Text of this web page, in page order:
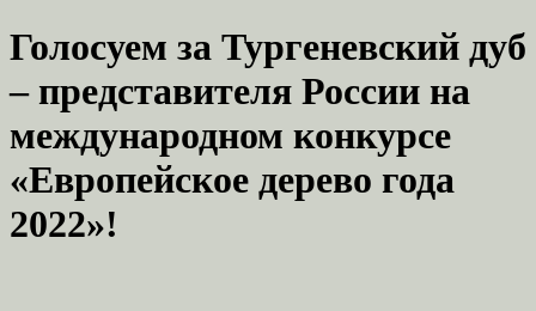
Голосуем за Тургеневский дуб
– представителя России на
международном конкурсе
«Европейское дерево года
2022»!